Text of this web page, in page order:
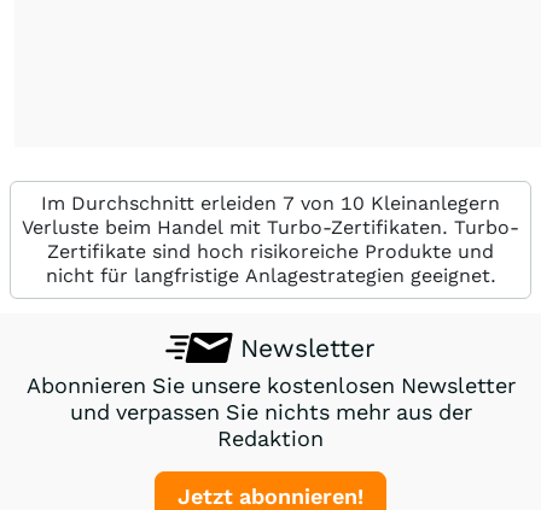
Im Durchschnitt erleiden 7 von 10 Kleinanlegern
Verluste beim Handel mit Turbo-Zertifikaten. Turbo-
Zertifikate sind hoch risikoreiche Produkte und
nicht für langfristige Anlagestrategien geeignet.
Newsletter
Abonnieren Sie unsere kostenlosen Newsletter
und verpassen Sie nichts mehr aus der
Redaktion
Jetzt abonnieren!